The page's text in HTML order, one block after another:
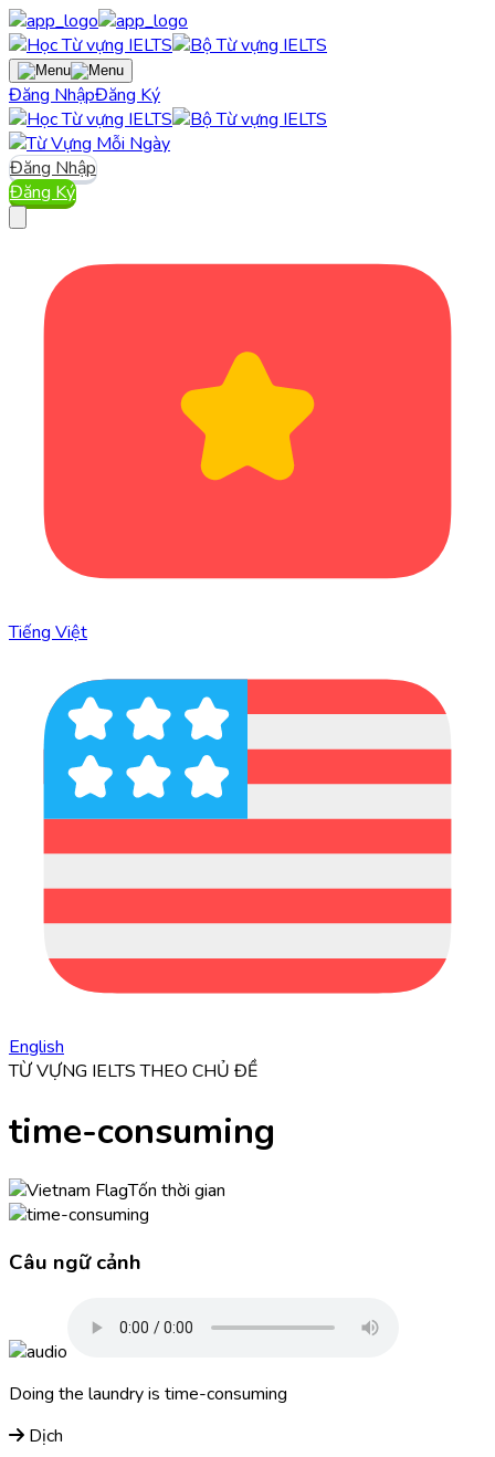
Đăng NhậpĐăng Ký
Đăng Nhập
Đăng Ký
Tiếng Việt
English
TỪ VỰNG IELTS THEO CHỦ ĐỀ
time-consuming
Tốn thời gian
Câu ngữ cảnh
Doing the laundry is time-consuming
Dịch